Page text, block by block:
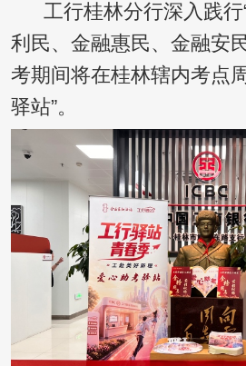
工行桂林分行深入践行
利民、金融惠民、金融安
考期间将在桂林辖内考点
驿站”。